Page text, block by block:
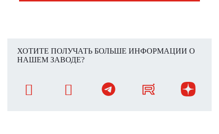
ХОТИТЕ ПОЛУЧАТЬ БОЛЬШЕ ИНФОРМАЦИИ О
НАШЕМ ЗАВОДЕ?